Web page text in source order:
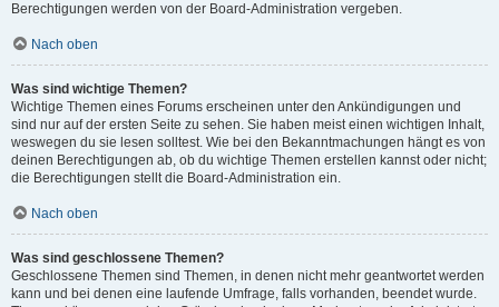
Berechtigungen werden von der Board-Administration vergeben.
Nach oben
Was sind wichtige Themen?
Wichtige Themen eines Forums erscheinen unter den Ankündigungen und
sind nur auf der ersten Seite zu sehen. Sie haben meist einen wichtigen Inhalt,
weswegen du sie lesen solltest. Wie bei den Bekanntmachungen hängt es von
deinen Berechtigungen ab, ob du wichtige Themen erstellen kannst oder nicht;
die Berechtigungen stellt die Board-Administration ein.
Nach oben
Was sind geschlossene Themen?
Geschlossene Themen sind Themen, in denen nicht mehr geantwortet werden
kann und bei denen eine laufende Umfrage, falls vorhanden, beendet wurde.